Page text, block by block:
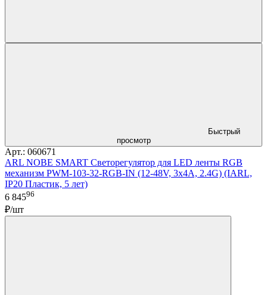
Быстрый
просмотр
Арт.: 060671
ARL NOBE SMART Светорегулятор для LED ленты RGB
механизм PWM-103-32-RGB-IN (12-48V, 3x4A, 2.4G) (IARL,
IP20 Пластик, 5 лет)
6 84596
₽/шт